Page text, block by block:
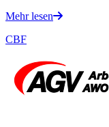
Mehr lesen
CBF